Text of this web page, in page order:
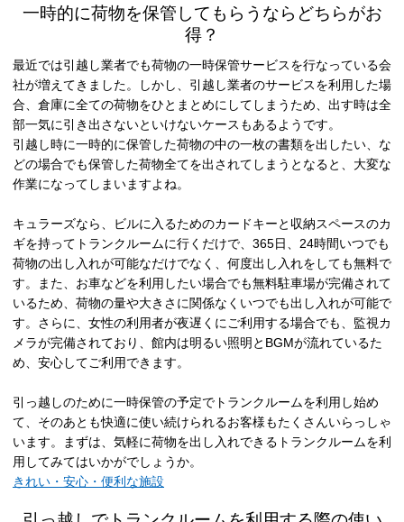
一時的に荷物を保管してもらうならどちらがお
得？
最近では引越し業者でも荷物の一時保管サービスを行なっている会
社が増えてきました。しかし、引越し業者のサービスを利用した場
合、倉庫に全ての荷物をひとまとめにしてしまうため、出す時は全
部一気に引き出さないといけないケースもあるようです。
引越し時に一時的に保管した荷物の中の一枚の書類を出したい、な
どの場合でも保管した荷物全てを出されてしまうとなると、大変な
作業になってしまいますよね。
キュラーズなら、ビルに入るためのカードキーと収納スペースのカ
ギを持ってトランクルームに行くだけで、365日、24時間いつでも
荷物の出し入れが可能なだけでなく、何度出し入れをしても無料で
す。また、お車などを利用したい場合でも無料駐車場が完備されて
いるため、荷物の量や大きさに関係なくいつでも出し入れが可能で
す。さらに、女性の利用者が夜遅くにご利用する場合でも、監視カ
メラが完備されており、館内は明るい照明とBGMが流れているた
め、安心してご利用できます。
引っ越しのために一時保管の予定でトランクルームを利用し始め
て、そのあとも快適に使い続けられるお客様もたくさんいらっしゃ
います。まずは、気軽に荷物を出し入れできるトランクルームを利
用してみてはいかがでしょうか。
きれい・安心・便利な施設